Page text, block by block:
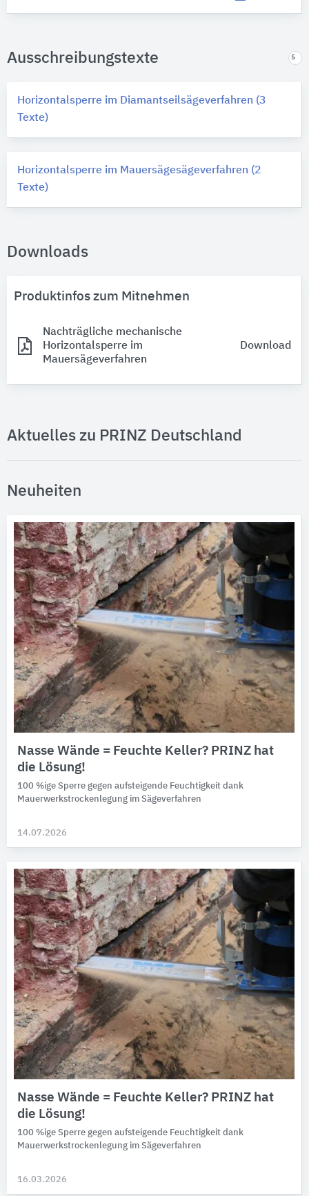
Ausschreibungstexte 5
Horizontalsperre im Diamantseilsägeverfahren (3
Texte)
Horizontalsperre im Mauersägesägeverfahren (2
Texte)
Downloads
Produktinfos zum Mitnehmen
Nachträgliche mechanische
Horizontalsperre im
Mauersägeverfahren
Download
Aktuelles zu PRINZ Deutschland
Neuheiten
Nasse Wände = Feuchte Keller? PRINZ hat
die Lösung!
100 %ige Sperre gegen aufsteigende Feuchtigkeit dank
Mauerwerkstrockenlegung im Sägeverfahren
14.07.2026
Nasse Wände = Feuchte Keller? PRINZ hat
die Lösung!
100 %ige Sperre gegen aufsteigende Feuchtigkeit dank
Mauerwerkstrockenlegung im Sägeverfahren
16.03.2026